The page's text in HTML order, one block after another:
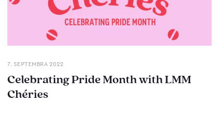
7. SEPTEMBRA 2022
Celebrating Pride Month with LMM
Chéries